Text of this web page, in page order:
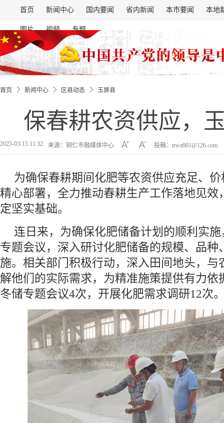
首页 新闻中心 国内要闻 省内新闻 本市要闻 本地
图片 视频 专题
首页 新闻中心 区县动态 玉屏县
保春耕农资供应，
2025-03-15 11:32 来源：铜仁市融媒体中心 投稿：trwz001@126.com
为确保春耕期间化肥等农资供应充足、
精心部署，全力推动春耕生产工作落地见效
定坚实基础。
连日来，为确保化肥储备计划的顺利实
专题会议，深入研讨化肥储备的规模、品种
施。相关部门积极行动，深入田间地头，与
解他们的实际需求，为精准施策提供有力依
冬储专题会议4次，开展化肥需求调研12次